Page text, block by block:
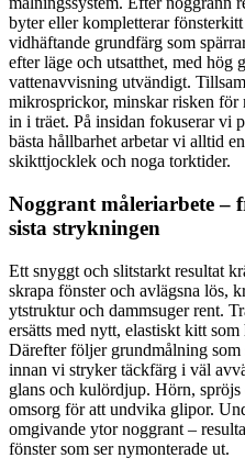
byter eller kompletterar
vidhäftande grundfärg som
efter läge och utsatthet, med hög
vattenavvisning utvändigt.
mikrosprickor, minskar risken för
in i träet. På insidan fokuserar vi
bästa hållbarhet arbetar vi alltid
skikttjocklek och noga torktider.
Noggrant måleriarbete –
sista strykningen
Ett snyggt och slitstarkt resultat
skrapa fönster och avlägsna lös,
ytstruktur och dammsuger rent.
ersätts med nytt, elastiskt kitt
Därefter följer grundmålning
innan vi stryker täckfärg i väl
glans och kulördjup. Hörn, spröjs
omsorg för att undvika glipor.
omgivande ytor noggrant –
fönster som ser nymonterade ut.